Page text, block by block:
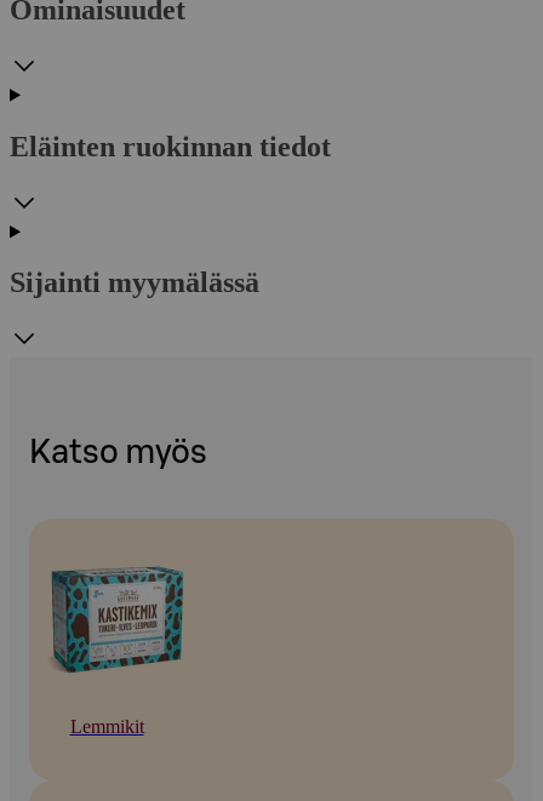
Ominaisuudet
Eläinten ruokinnan tiedot
Sijainti myymälässä
Katso myös
Lemmikit